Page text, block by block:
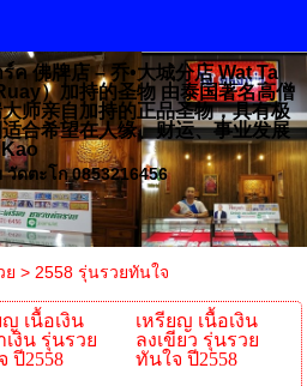
ค 佛牌店 – 乔•大城分店 Wat Ta
）加持的圣物 由泰国著名高僧
师亲自加持的正品圣物，具有极
合希望在人缘、财运、事业发展
ดตะโก 0853216456
ย > 2558 รุ่นรวยทันใจ
ญ เนื้อเงิน
เงิน รุ่นรวย
ปี2558
เหรียญ เนื้อเงิน
ลงเขียว รุ่นรวย
ทันใจ ปี2558